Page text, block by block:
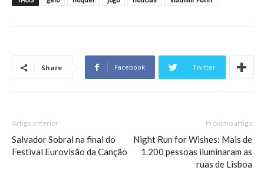
Share Facebook Twitter
Artigo anterior
Salvador Sobral na final do
Festival Eurovisão da Canção
Próximo artigo
Night Run for Wishes: Mais de
1.200 pessoas iluminaram as
ruas de Lisboa